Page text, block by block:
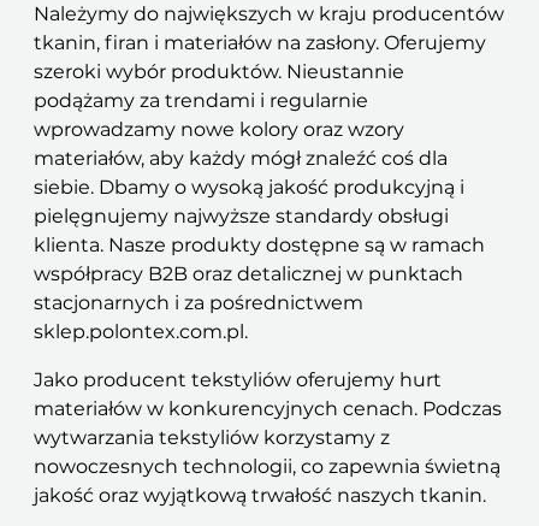
Należymy do największych w kraju producentów
tkanin, firan i materiałów na zasłony. Oferujemy
szeroki wybór produktów. Nieustannie
podążamy za trendami i regularnie
wprowadzamy nowe kolory oraz wzory
materiałów, aby każdy mógł znaleźć coś dla
siebie. Dbamy o wysoką jakość produkcyjną i
pielęgnujemy najwyższe standardy obsługi
klienta. Nasze produkty dostępne są w ramach
współpracy B2B oraz detalicznej w punktach
stacjonarnych i za pośrednictwem
sklep.polontex.com.pl.
Jako producent tekstyliów oferujemy hurt
materiałów w konkurencyjnych cenach. Podczas
wytwarzania tekstyliów korzystamy z
nowoczesnych technologii, co zapewnia świetną
jakość oraz wyjątkową trwałość naszych tkanin.